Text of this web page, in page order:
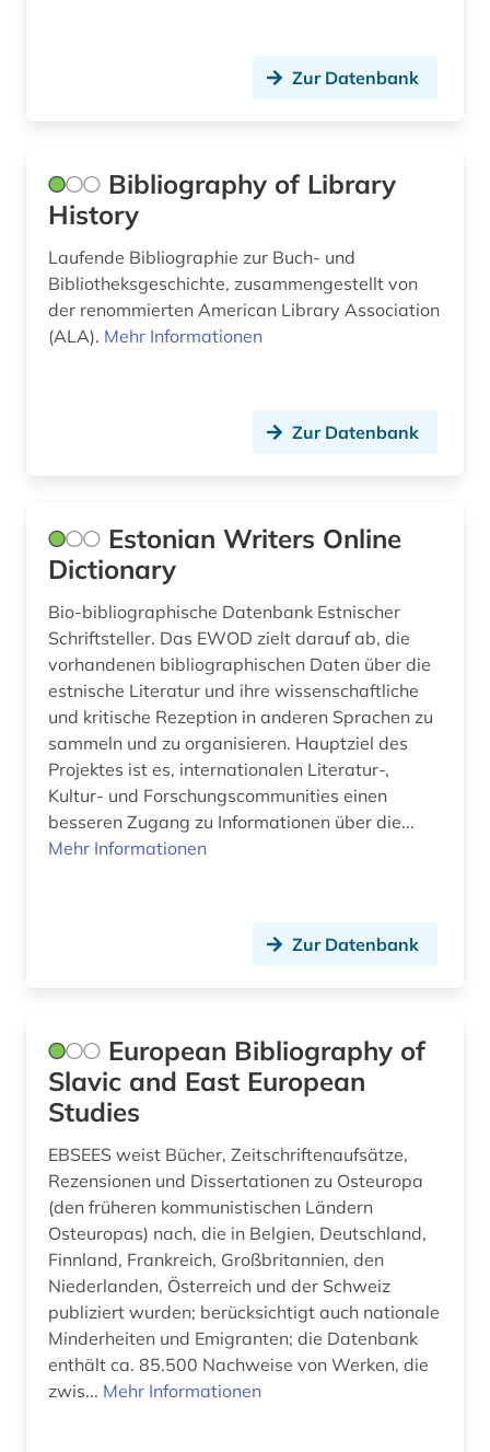
geschichte 1918 - 1989 (1)
geschichte 2000- (1)
geschichte 500-1500 (1)
geschichtswissenschaft (1)
gesprächsanalyse (1)
gewerkschaft (1)
gottfried wilhelm leibniz (1)
grafik (1)
grammatik (1)
graphic novel (1)
griechisch (1)
hebräisch (1)
heidegger, martin | philosoph; hochschullehrer;
helmut schmidt (1)
hertz, heinrich | physiker; hochschullehrer;
wissenschaftler (1)
hinduismus (1)
hispanistik (5)
hispanos (1)
Zur Datenbank
Bibliography of Library
History
Laufende Bibliographie zur Buch- und
Bibliotheksgeschichte, zusammengestellt von
der renommierten American Library Association
(ALA). Mehr Informationen
Zur Datenbank
Estonian Writers Online
Dictionary
Bio-bibliographische Datenbank Estnischer
Schriftsteller. Das EWOD zielt darauf ab, die
vorhandenen bibliographischen Daten über die
estnische Literatur und ihre wissenschaftliche
und kritische Rezeption in anderen Sprachen zu
sammeln und zu organisieren. Hauptziel des
Projektes ist es, internationalen Literatur-,
Kultur- und Forschungscommunities einen
besseren Zugang zu Informationen über die...
Mehr Informationen
Zur Datenbank
European Bibliography of
Slavic and East European
Studies
EBSEES weist Bücher, Zeitschriftenaufsätze,
Rezensionen und Dissertationen zu Osteuropa
(den früheren kommunistischen Ländern
Osteuropas) nach, die in Belgien, Deutschland,
Finnland, Frankreich, Großbritannien, den
Niederlanden, Österreich und der Schweiz
publiziert wurden; berücksichtigt auch nationale
Minderheiten und Emigranten; die Datenbank
enthält ca. 85.500 Nachweise von Werken, die
zwis... Mehr Informationen